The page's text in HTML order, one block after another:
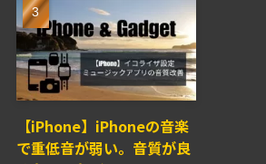
【iPhone】iPhoneの音楽
で重低音が弱い。音質が良